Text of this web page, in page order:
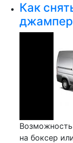
Как
джампер
на боксер